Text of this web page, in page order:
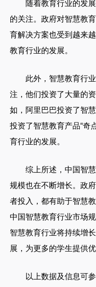
随着教育行业的发展
的关注。政府对智慧教
育解决方案也受到越来
教育行业的发展。
此外，智慧教育行业
注，他们投资了大量的
如，阿里巴巴投资了智
投资了智慧教育产品“奇
育行业的发展。
综上所述，中国智慧
规模也在不断增长。政
者投入，都有助于智慧
中国智慧教育行业市场
智慧教育行业将持续增
展，为更多的学生提供
以上数据及信息可参